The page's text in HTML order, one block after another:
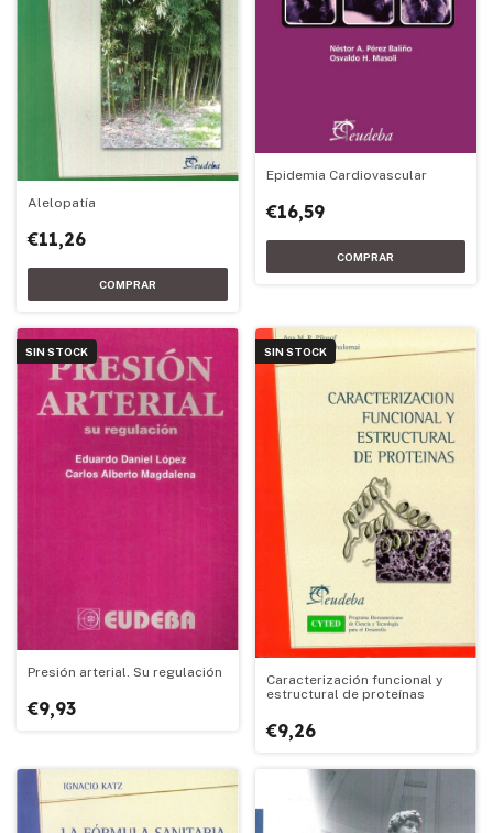
Alelopatía
€11,26
Epidemia Cardiovascular
€16,59
SIN STOCK
Presión arterial. Su regulación
€9,93
SIN STOCK
Caracterización funcional y
estructural de proteínas
€9,26